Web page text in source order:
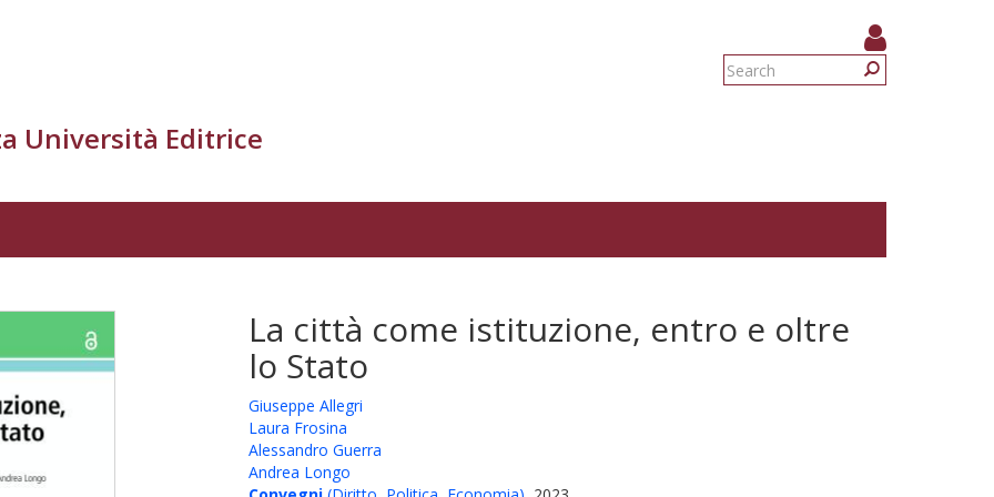
Search
Università Editrice
La città come istituzione, entro e oltre
lo Stato
Giuseppe Allegri
Laura Frosina
Alessandro Guerra
Andrea Longo